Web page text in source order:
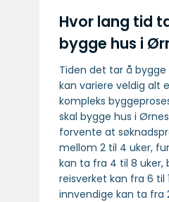
Hvor lang tid
bygge hus i
Tiden det tar å
kan variere veldig alt
kompleks
skal bygge hus i
forvente at
mellom 2 til 4 uker,
kan ta fra 4 til 8 uker,
reisverket kan fra 6 til
innvendige kan ta fra